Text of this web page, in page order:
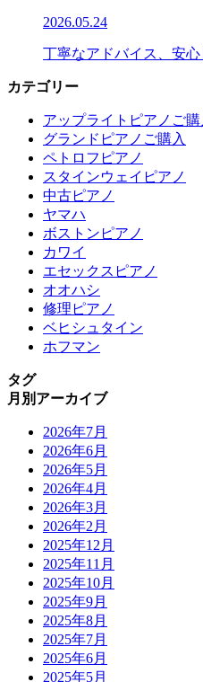
2026.05.24
丁寧なアドバイス、安
カテゴリー
アップライトピアノご購
グランドピアノご購入
ペトロフピアノ
スタインウェイピアノ
中古ピアノ
ヤマハ
ボストンピアノ
カワイ
エセックスピアノ
オオハシ
修理ピアノ
ベヒシュタイン
ホフマン
タグ
月別アーカイブ
2026年7月
2026年6月
2026年5月
2026年4月
2026年3月
2026年2月
2025年12月
2025年11月
2025年10月
2025年9月
2025年8月
2025年7月
2025年6月
2025年5月